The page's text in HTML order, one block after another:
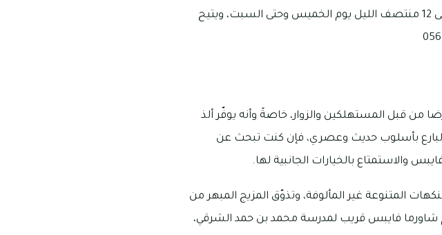
مساءً يوم الأحد وحتى الأربعاء، بينما يفتح من الساعة 10 صباحًا إلى 12 منتصف الليل يوم الخميس وحتى السبت، ويتيح
من قبل المستهلكين والزوار، خاصةً وأنه يوفّر ألذ
البارع بأسلوب حديث وعصري، فإن كنت تبحث عن
والاستمتاع بالخيارات الجانبية لها.
المتنوعة غير المألوفة، وتذوّق المزيج المبهر من
شاورما فايبس قريب لمدرسة محمد بن حمد الشرقي،